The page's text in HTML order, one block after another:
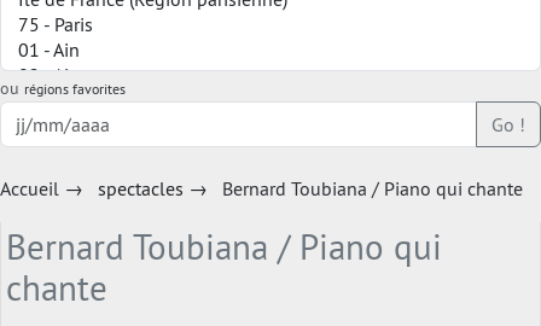
ou régions favorites
Go !
Accueil → spectacles → Bernard Toubiana / Piano qui chante
Bernard Toubiana / Piano qui
chante